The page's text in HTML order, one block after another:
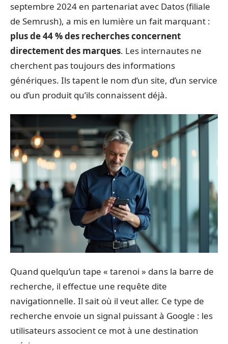
septembre 2024 en partenariat avec Datos (filiale
de Semrush), a mis en lumière un fait marquant :
plus de 44 % des recherches concernent
directement des marques. Les internautes ne
cherchent pas toujours des informations
génériques. Ils tapent le nom d’un site, d’un service
ou d’un produit qu’ils connaissent déjà.
Quand quelqu’un tape « tarenoi » dans la barre de
recherche, il effectue une requête dite
navigationnelle. Il sait où il veut aller. Ce type de
recherche envoie un signal puissant à Google : les
utilisateurs associent ce mot à une destination